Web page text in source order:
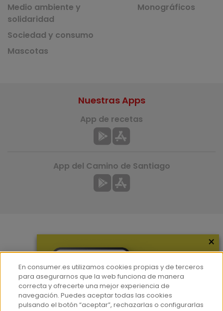
Medio ambiente y
solidaridad
Sociedad y consumo
Mascotas
Monográficos
Hemeroteca
Contacto
Prensa
Nuestras Apps
App de recetas
App del Camino de Santiago
×
En consumer.es utilizamos cookies propias y de terceros
para asegurarnos que la web funciona de manera
correcta y ofrecerte una mejor experiencia de
navegación. Puedes aceptar todas las cookies
pulsando el botón “aceptar”, rechazarlas o configurarlas